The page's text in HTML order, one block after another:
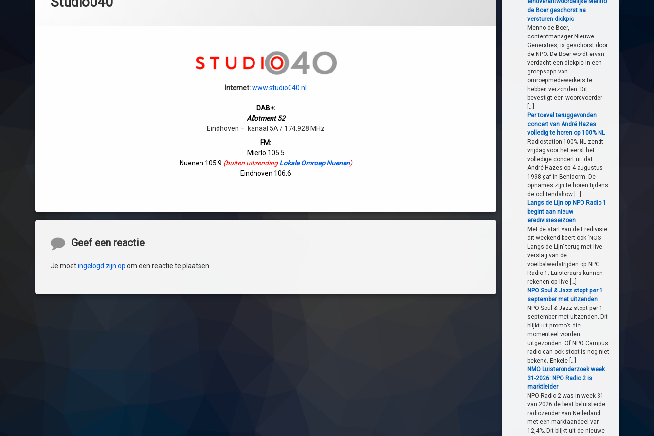
Internet:www.studio040.nl
DAB+:
Allotment 52
Eindhoven – kanaal 5A / 174.928 MHz
FM:
Mierlo 105.5
Nuenen 105.9 (buiten uitzending Lokale Omroep Nuenen)
Eindhoven 106.6
ReactiesGeef een reactie
Je moetingelogd zijn op om een reactie te plaatsen.
eindverantwoordelijke Menno
de Boer geschorst na
versturen dickpic
Menno de Boer,
contentmanager Nieuwe
Generaties, is geschorst door
de NPO. De Boer wordt ervan
verdacht een dickpic in een
groepsapp van
omroepmedewerkers te
hebben verzonden. Dit
bevestigt een woordvoerder
[…]
Per toeval teruggevonden
concert van André Hazes
volledig te horen op 100% NL
Radiostation 100% NL zendt
vrijdag voor het eerst het
volledige concert uit dat
André Hazes op 4 augustus
1998 gaf in Benidorm. De
opnames zijn te horen tijdens
de ochtendshow […]
Langs de Lijn op NPO Radio 1
begint aan nieuw
eredivisieseizoen
Met de start van de Eredivisie
dit weekend keert ook ‘NOS
Langs de Lijn’ terug met live
verslag van de
voetbalwedstrijden op NPO
Radio 1. Luisteraars kunnen
rekenen op live […]
NPO Soul & Jazz stopt per 1
september met uitzenden
NPO Soul & Jazz stopt per 1
september met uitzenden. Dit
blijkt uit promo’s die
momenteel worden
uitgezonden. Of NPO Campus
radio dan ook stopt is nog niet
bekend. Enkele […]
NMO Luisteronderzoek week
31-2026: NPO Radio 2 is
marktleider
NPO Radio 2 was in week 31
van 2026 de best beluisterde
radiozender van Nederland
met een marktaandeel van
12,4%. Dit blijkt uit de nieuwe